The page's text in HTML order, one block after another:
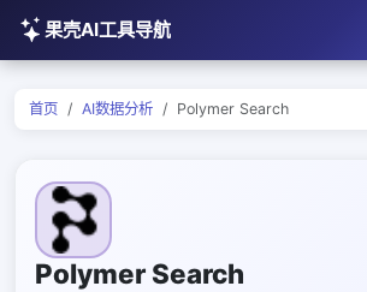
果壳AI工具导航
首页 AI数据分析 Polymer Search
Polymer Search